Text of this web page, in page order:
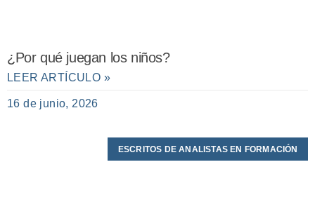
¿Por qué juegan los niños?
LEER ARTÍCULO »
16 de junio, 2026
ESCRITOS DE ANALISTAS EN FORMACIÓN